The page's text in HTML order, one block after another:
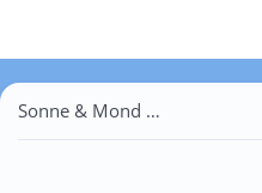
Sonne & Mond Sarıhamzalı